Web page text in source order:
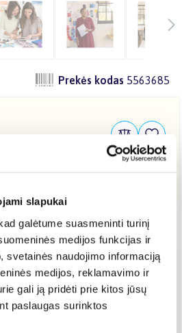
slapukai
galėtume suasmeninti turinį
medijos funkcijas ir
svetainės naudojimo informaciją
medijos, reklamavimo ir
gali ją pridėti prie kitos jūsų
paslaugas surinktos
Prekės kodas 5563685
Į KREPŠELĮ
7-10 d.d.
(2,39 €)
21d.